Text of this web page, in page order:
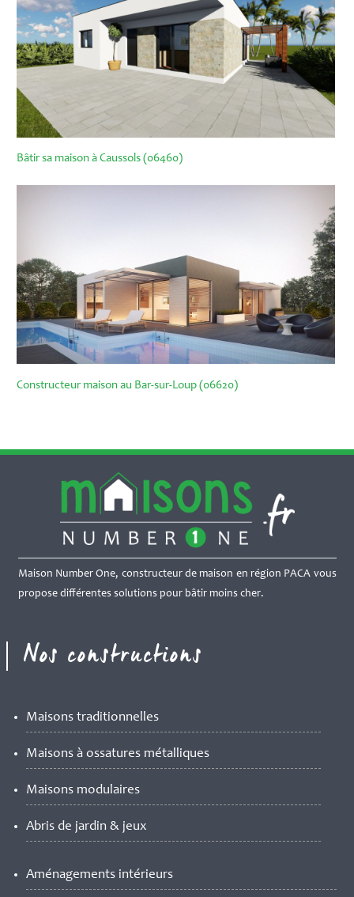
Bâtir sa maison à Caussols (06460)
Constructeur maison au Bar-sur-Loup (06620)
Maison Number One, constructeur de maison en région PACA vous
propose différentes solutions pour bâtir moins cher.
Nos constructions
Maisons traditionnelles
Maisons à ossatures métalliques
Maisons modulaires
Abris de jardin & jeux
Aménagements intérieurs